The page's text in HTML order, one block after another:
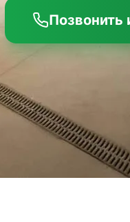
Позвонить